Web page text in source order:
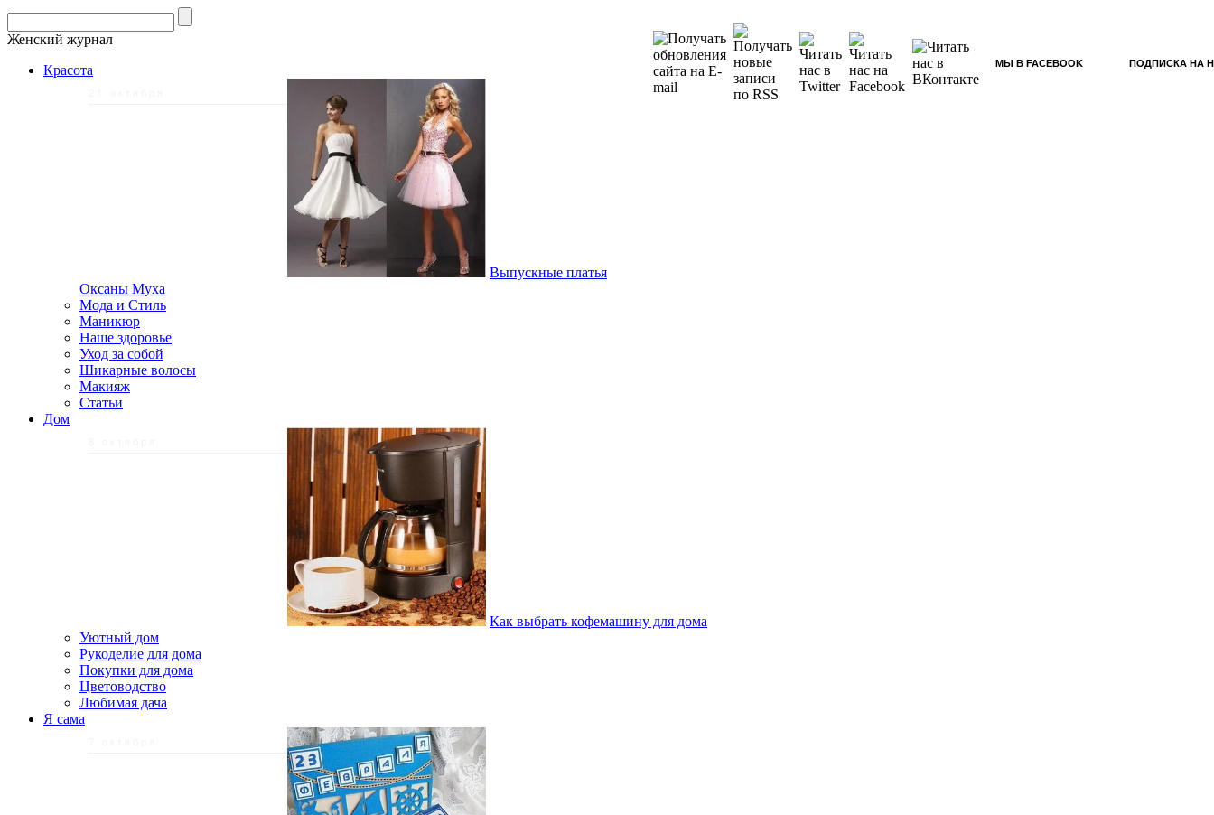
МЫ В FACEBOOK ПОДПИСКА НА
Женский журнал
Красота
Выпускные платья
Оксаны Муха
Мода и Стиль
Маникюр
Наше здоровье
Уход за собой
Шикарные волосы
Макияж
Статьи
Дом
Как выбрать кофемашину для дома
Уютный дом
Рукоделие для дома
Покупки для дома
Цветоводство
Любимая дача
Я сама